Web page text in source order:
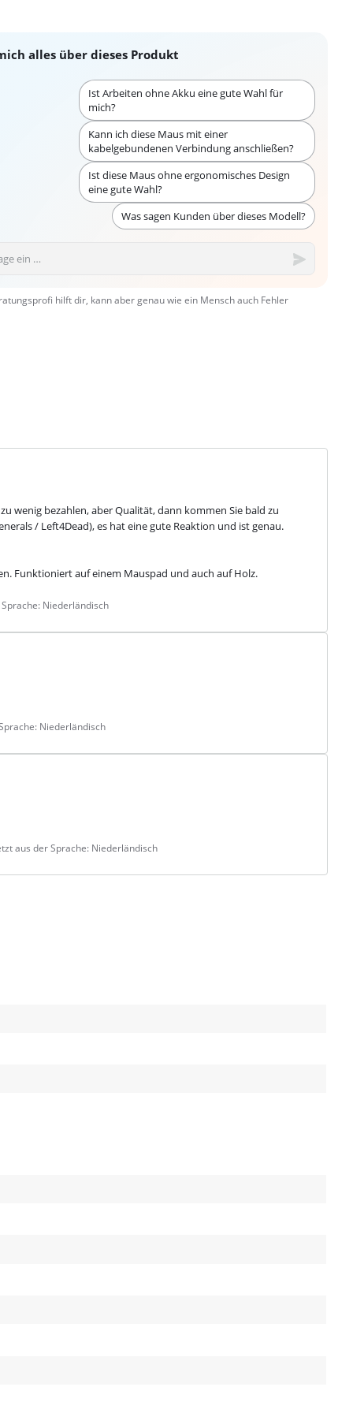
alles über dieses Produkt
Ist Arbeiten ohne Akku eine gute Wahl für
mich?
Kann ich diese Maus mit einer
kabelgebundenen Verbindung anschließen?
Ist diese Maus ohne ergonomisches Design
eine gute Wahl?
Was sagen Kunden über dieses Modell?
hilft dir, kann aber genau wie ein Mensch auch Fehler
wenig bezahlen, aber Qualität, dann kommen Sie bald zu
/ Left4Dead), es hat eine gute Reaktion und ist genau.
Funktioniert auf einem Mauspad und auch auf Holz.
Niederländisch
Niederländisch
aus der Sprache: Niederländisch